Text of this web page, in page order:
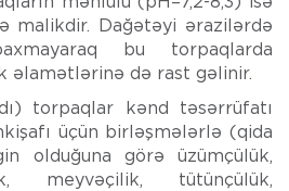
malikdir. Dağətəyi ərazilərdə
bu torpaqlarda
əlamətlərinə də rast gəlinir.
torpaqlar kənd təsərrüfatı
üçün birləşmələrlə (qida
olduğuna görə üzümçülük,
meyvəçilik, tütünçülük,